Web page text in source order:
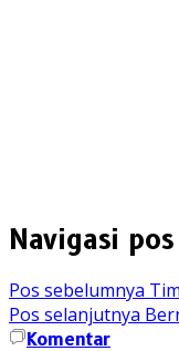
Navigasi pos
Pos sebelumnya
Pos selanjutnya
Komentar